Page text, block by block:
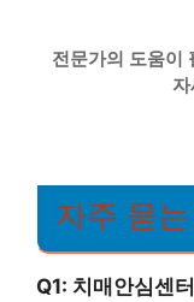
전문가의 도움이
자
자주 묻
Q1: 치매안심센